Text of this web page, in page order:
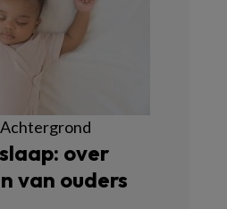
over
van ouders